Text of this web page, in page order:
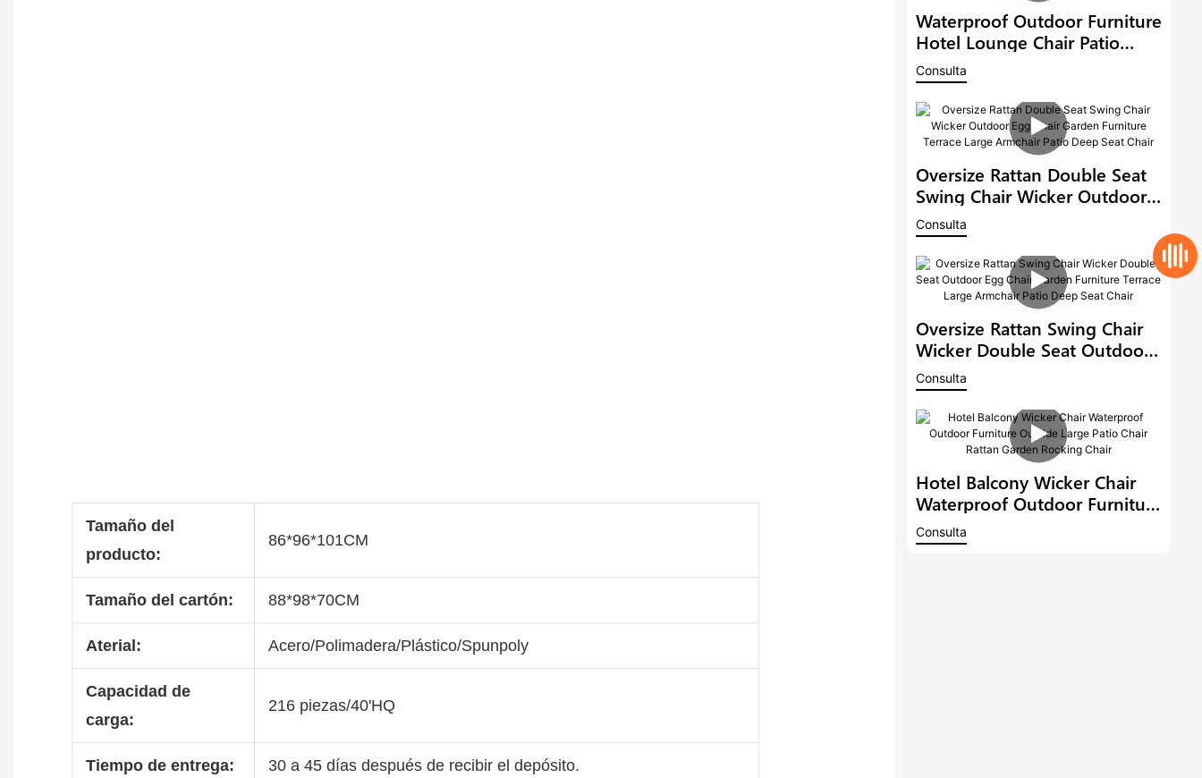
Waterproof Outdoor Furniture
Hotel Lounge Chair Patio
Chair Terrace Large Armchair
Rope Garden Chair With
Ottoman
Consulta
Oversize Rattan Double Seat
Swing Chair Wicker Outdoor
Egg Chair Garden Furniture
Terrace Large Armchair Patio
Deep Seat Chair
Consulta
Oversize Rattan Swing Chair
Wicker Double Seat Outdoor
Egg Chair Garden Furniture
Terrace Large Armchair Patio
Deep Seat Chair
Consulta
Hotel Balcony Wicker Chair
Waterproof Outdoor Furniture
Outside Large Patio Chair
Rattan Garden Rocking Chair
Consulta
Tamaño del
producto:
86*96*101CM
Tamaño del cartón: 88*98*70CM
Aterial: Acero/Polimadera/Plástico/Spunpoly
Capacidad de
carga:
216 piezas/40'HQ
Tiempo de entrega: 30 a 45 días después de recibir el depósito.